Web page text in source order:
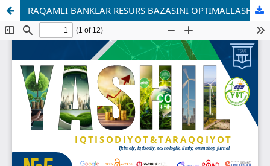
RAQAMLI BANKLAR RESURS BAZASINI OPTIMALLASHTIRISH IMKONIYATLARI